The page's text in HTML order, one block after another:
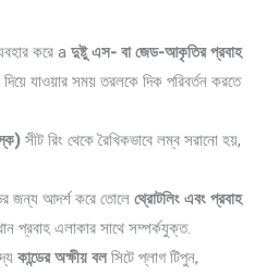
করে aদুষ্টু এস- বা জেড-আকৃতির প্রবাহ
যাওয়ার সময় তরলকে দিক পরিবর্তন করতে
সীট রিং থেকে রৈখিকভাবে লম্ব সরানো হয়,
জন্য আদর্শ করে তোলেথ্রোটলিং এবং প্রবাহ
প্রবাহ এলাকার সাথে সম্পর্কযুক্ত.
কান্ডের অক্ষীয় বলসিটে প্লাগ টিপুন,